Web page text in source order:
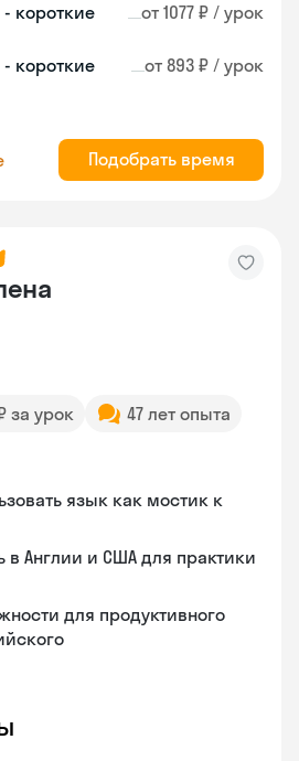
короткие
от 1077 ₽ / урок
короткие
от 893 ₽ / урок
Подобрать время
за урок
47 лет опыта
язык как мостик к
в Англии и США для практики
для продуктивного